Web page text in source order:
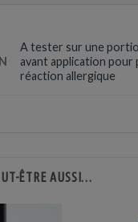
A tester sur une
avant application pour
réaction allergique
ÊTRE AUSSI…